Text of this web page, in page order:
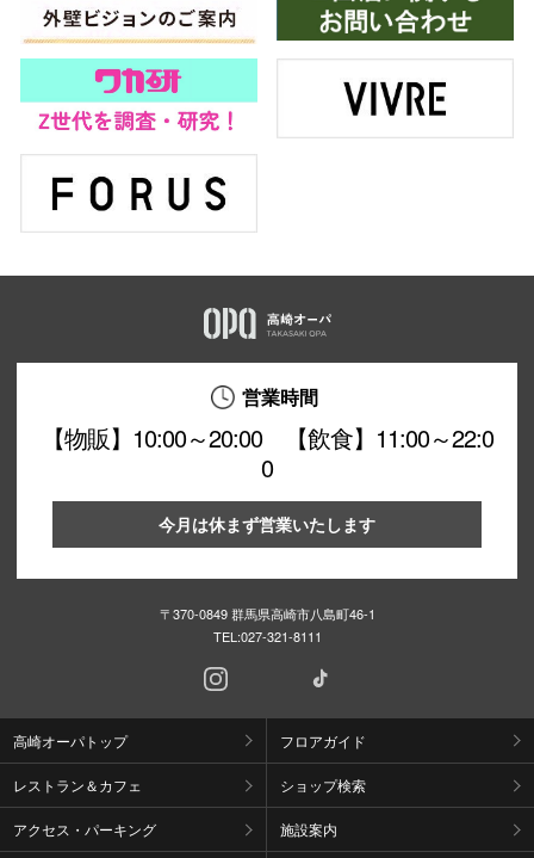
営業時間
【物販】10:00～20:00 【飲食】11:00～22:0
0
今月は休まず営業いたします
〒370-0849 群馬県高崎市八島町46-1
TEL:027-321-8111
高崎オーパトップ フロアガイド
レストラン＆カフェ ショップ検索
アクセス・パーキング 施設案内